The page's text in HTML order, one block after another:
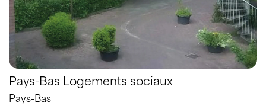
Pays-Bas Logements sociaux
Pays-Bas